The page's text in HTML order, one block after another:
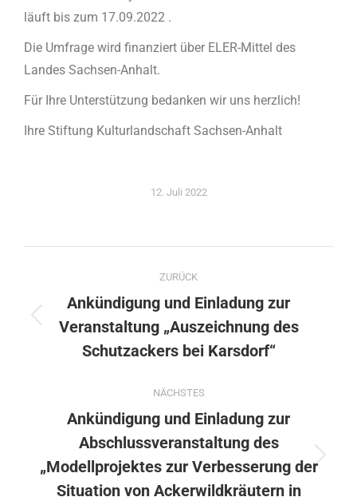
läuft bis zum 17.09.2022 .
Die Umfrage wird finanziert über ELER-Mittel des
Landes Sachsen-Anhalt.
Für Ihre Unterstützung bedanken wir uns herzlich!
Ihre Stiftung Kulturlandschaft Sachsen-Anhalt
12. Juli 2022
ZURÜCK
Ankündigung und Einladung zur
Veranstaltung „Auszeichnung des
Schutzackers bei Karsdorf“
NÄCHSTES
Ankündigung und Einladung zur
Abschlussveranstaltung des
„Modellprojektes zur Verbesserung der
Situation von Ackerwildkräutern in